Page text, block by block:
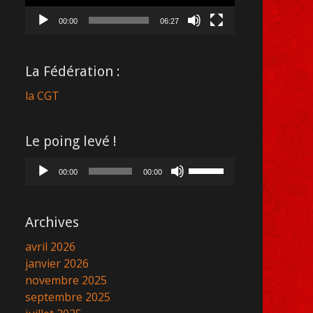
00:00 06:27
La Fédération :
la CGT
Le poing levé !
Lecteur 00:00 00:00
Archives
avril 2026
janvier 2026
novembre 2025
septembre 2025